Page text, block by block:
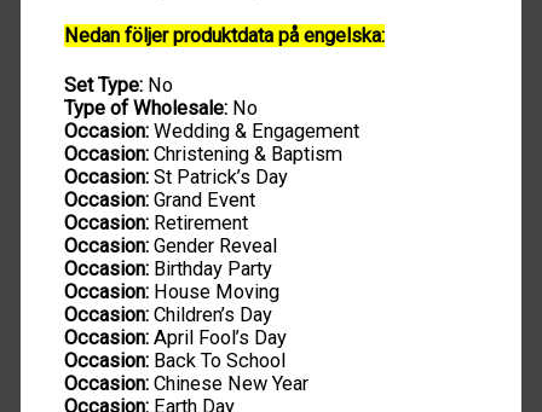
Nedan följer produktdata på engelska:
Set Type: No
Type of Wholesale: No
Occasion: Wedding & Engagement
Occasion: Christening & Baptism
Occasion: St Patrick’s Day
Occasion: Grand Event
Occasion: Retirement
Occasion: Gender Reveal
Occasion: Birthday Party
Occasion: House Moving
Occasion: Children’s Day
Occasion: April Fool’s Day
Occasion: Back To School
Occasion: Chinese New Year
Occasion: Earth Day